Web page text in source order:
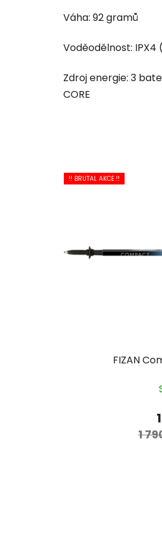
Váha: 92 gramů
Voděodělnost:
Zdroj energie: 3
CORE
!! BRUTAL AKCE !!
FIZAN
1